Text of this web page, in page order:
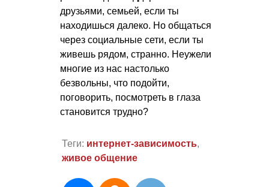
друзьями, семьей, если ты
находишься далеко. Но общаться
через социальные сети, если ты
живешь рядом, странно. Неужели
многие из нас настолько
безвольны, что подойти,
поговорить, посмотреть в глаза
становится трудно?
Теги: интернет-зависимость,
живое общение